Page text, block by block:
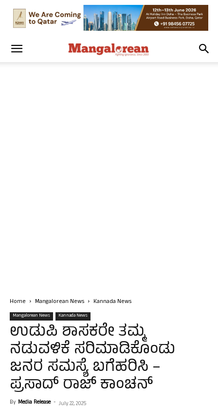
Home Mangalorean News Kannada News
Mangalorean News Kannada News
ಉಡುಪಿ ಶಾಸಕರೇ ತಮ್ಮ
ನಡುವಳಿಕೆ ಸರಿಮಾಡಿಕೊಂಡು
ಜನರ ಸಮಸ್ಯೆ ಬಗೆಹರಿಸಿ –
ಪ್ರಸಾದ್ ರಾಜ್ ಕಾಂಚನ್
By Media Release - July 22, 2025